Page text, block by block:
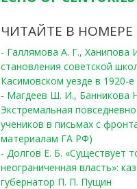
ЧИТАЙТЕ В НОМЕРЕ
- Галлямова А. Г.,
становления советской
Касимовском уезде в 1920-е
- Магдеев Ш. И., Банникова
Экстремальная
учеников в письмах с
материалам ГА РФ)
- Долгов Е. Б. «Существует
неограниченная власть»:
губернатор П. П. Пущин